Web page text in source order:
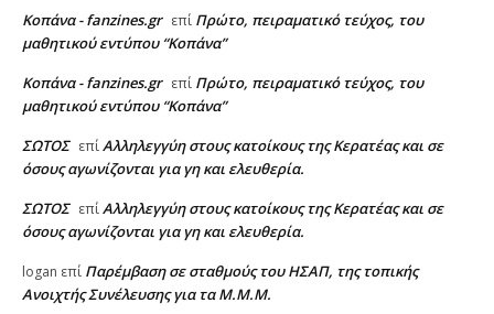
Κοπάνα - fanzines.gr επί Πρώτο, πειραματικό τεύχος, του
μαθητικού εντύπου “Κοπάνα”
Κοπάνα - fanzines.gr επί Πρώτο, πειραματικό τεύχος, του
μαθητικού εντύπου “Κοπάνα”
ΣΩΤΟΣ επίΑλληλεγγύη στους κατοίκους της Κερατέας και σε
όσους αγωνίζονται για γη και ελευθερία.
ΣΩΤΟΣ επίΑλληλεγγύη στους κατοίκους της Κερατέας και σε
όσους αγωνίζονται για γη και ελευθερία.
logan επί Παρέμβαση σε σταθμούς του ΗΣΑΠ, της τοπικής
Ανοιχτής Συνέλευσης για τα Μ.Μ.Μ.